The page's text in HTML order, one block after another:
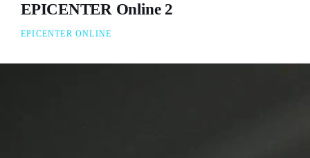
EPICENTER Online 2
EPICENTER ONLINE